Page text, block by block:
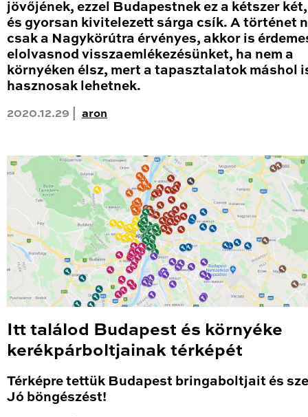
jövőjének, ezzel Budapestnek ez a kétszer
és gyorsan kivitelezett sárga csík. A történet
csak a Nagykörútra érvényes, akkor is
elolvasnod visszaemlékezésünket, ha nem a
környéken élsz, mert a tapasztalatok máshol
hasznosak lehetnek.
2020.12.29 | aron
Itt találod Budapest és környéke
kerékpárboltjainak térképét
Térképre tettük Budapest bringaboltjait és
Jó böngészést!